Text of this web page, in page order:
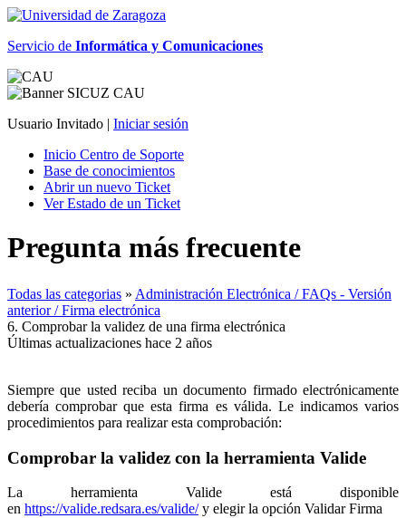
Servicio de Informática y Comunicaciones
Usuario Invitado | Iniciar sesión
Inicio Centro de Soporte
Base de conocimientos
Abrir un nuevo Ticket
Ver Estado de un Ticket
Pregunta más frecuente
Todas las categorias » Administración Electrónica / FAQs - Versión
anterior / Firma electrónica
6. Comprobar la validez de una firma electrónica
Últimas actualizaciones hace 2 años
Siempre que usted reciba un documento firmado electrónicamente
debería comprobar que esta firma es válida. Le indicamos varios
procedimientos para realizar esta comprobación:
Comprobar la validez con la herramienta Valide
La herramienta Valide está disponible
en https://valide.redsara.es/valide/y elegir la opción Validar Firma